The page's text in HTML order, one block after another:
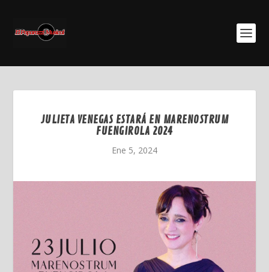
JULIETA VENEGAS ESTARÁ EN MARENOSTRUM
FUENGIROLA 2024
Ene 5, 2024